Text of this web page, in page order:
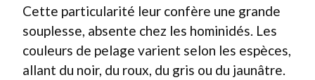
Cette particularité leur confère une grande
souplesse, absente chez les hominidés. Les
couleurs de pelage varient selon les espèces,
allant du noir, du roux, du gris ou du jaunâtre.